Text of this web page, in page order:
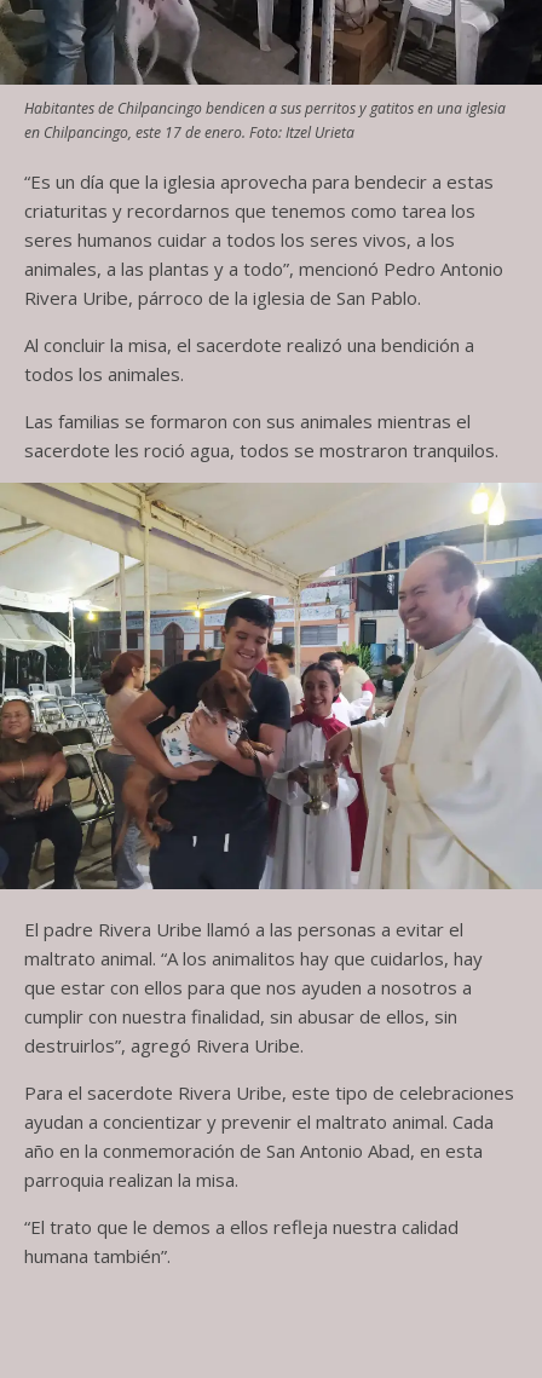
Habitantes de Chilpancingo bendicen a sus perritos y gatitos en una iglesia
en Chilpancingo, este 17 de enero. Foto: Itzel Urieta
“Es un día que la iglesia aprovecha para bendecir a estas
criaturitas y recordarnos que tenemos como tarea los
seres humanos cuidar a todos los seres vivos, a los
animales, a las plantas y a todo”, mencionó Pedro Antonio
Rivera Uribe, párroco de la iglesia de San Pablo.
Al concluir la misa, el sacerdote realizó una bendición a
todos los animales.
Las familias se formaron con sus animales mientras el
sacerdote les roció agua, todos se mostraron tranquilos.
El padre Rivera Uribe llamó a las personas a evitar el
maltrato animal. “A los animalitos hay que cuidarlos, hay
que estar con ellos para que nos ayuden a nosotros a
cumplir con nuestra finalidad, sin abusar de ellos, sin
destruirlos”, agregó Rivera Uribe.
Para el sacerdote Rivera Uribe, este tipo de celebraciones
ayudan a concientizar y prevenir el maltrato animal. Cada
año en la conmemoración de San Antonio Abad, en esta
parroquia realizan la misa.
“El trato que le demos a ellos refleja nuestra calidad
humana también”.